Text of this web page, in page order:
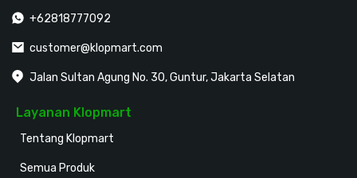
+62818777092
customer@klopmart.com
Jalan Sultan Agung No. 30, Guntur, Jakarta Selatan
Layanan Klopmart
Tentang Klopmart
Semua Produk